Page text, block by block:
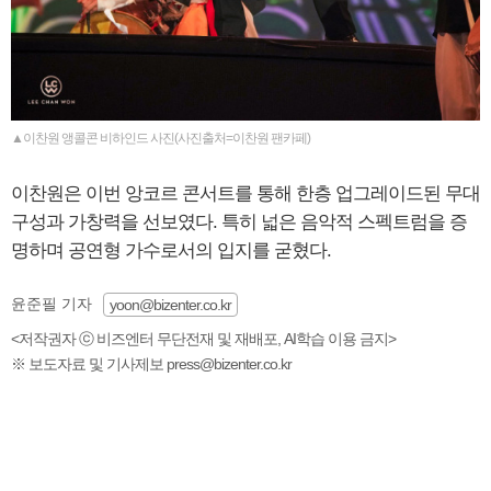
▲이찬원 앵콜콘 비하인드 사진(사진출처=이찬원 팬카페)
이찬원은 이번 앙코르 콘서트를 통해 한층 업그레이드된 무대
구성과 가창력을 선보였다. 특히 넓은 음악적 스펙트럼을 증
명하며 공연형 가수로서의 입지를 굳혔다.
윤준필 기자
yoon@bizenter.co.kr
<저작권자 ⓒ 비즈엔터 무단전재 및 재배포, AI학습 이용 금지>
※ 보도자료 및 기사제보 press@bizenter.co.kr